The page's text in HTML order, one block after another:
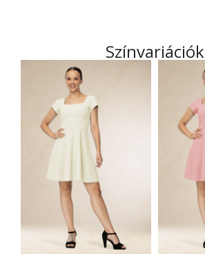
Színvariációk